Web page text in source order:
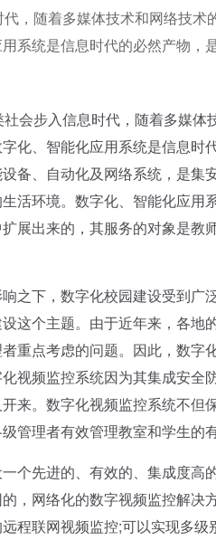
，随着多媒体技术和网络技
系统是信息时代的必然产物
社会步入信息时代，随着多媒
化、智能化应用系统是信息
备、自动化及网络系统，是
活环境。数字化、智能化应
展出来的，其服务的对象是
下，数字化校园建设受到广
这个主题。由于近年来，各
重点考虑的问题。因此，数
视频监控系统因为其集成安
来。数字化视频监控系统不
管理者有效管理教室和学生的有
先进的、有效的、集成度高
，网络化的数字视频监控解
程联网视频监控;可以实现多